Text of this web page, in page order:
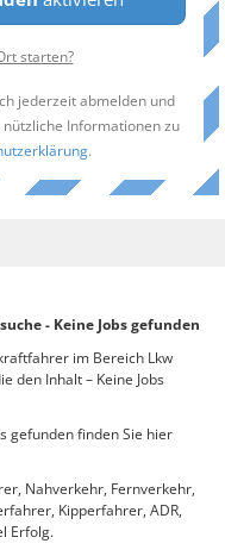
starten?
jederzeit abmelden und
Informationen zu
.
- Keine Jobs gefunden
im Bereich Lkw
den Inhalt – Keine Jobs
gefunden finden Sie hier
Nahverkehr, Fernverkehr,
Kipperfahrer, ADR,
Erfolg.